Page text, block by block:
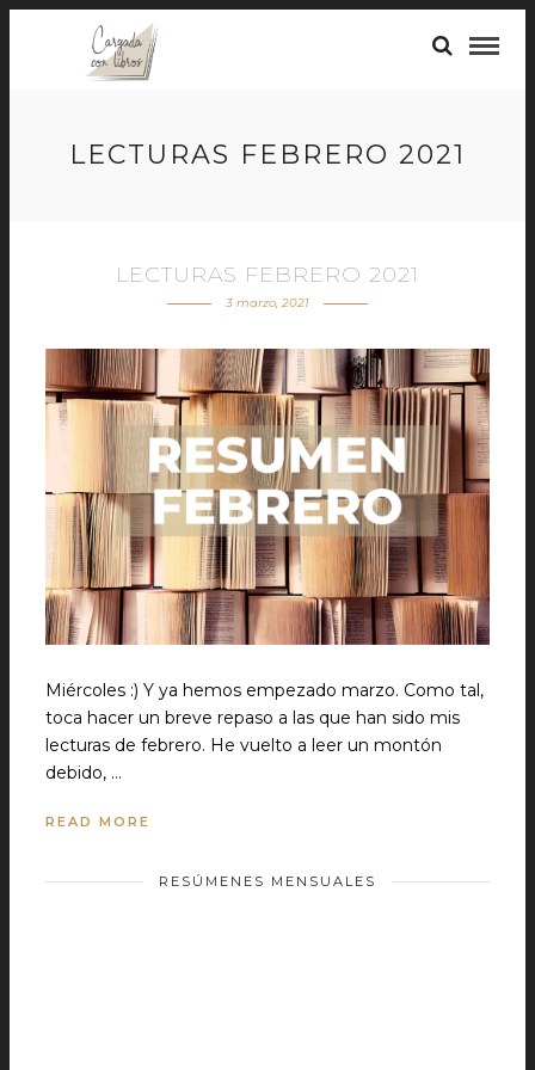
LECTURAS FEBRERO 2021
LECTURAS FEBRERO 2021
3 marzo, 2021
Miércoles :) Y ya hemos empezado marzo. Como tal,
toca hacer un breve repaso a las que han sido mis
lecturas de febrero. He vuelto a leer un montón
debido, …
READ MORE
RESÚMENES MENSUALES